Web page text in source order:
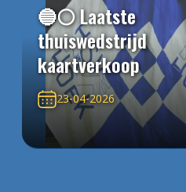
🔵⚪️ Laatste
thuiswedstrijd
kaartverkoop
23-04-2026